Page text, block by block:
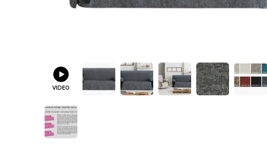
VIDEO